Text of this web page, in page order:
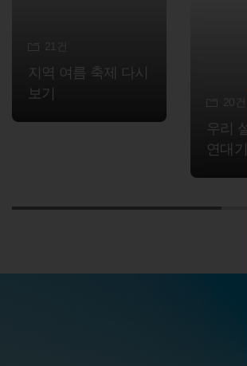
지역 여름 축제 다시
보기
20
우리
연대기